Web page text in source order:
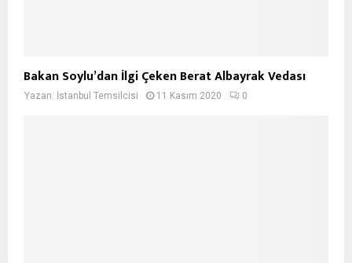
Bakan Soylu’dan İlgi Çeken Berat Albayrak Vedası
Yazan: İstanbul Temsilcisi 11 Kasım 2020 0